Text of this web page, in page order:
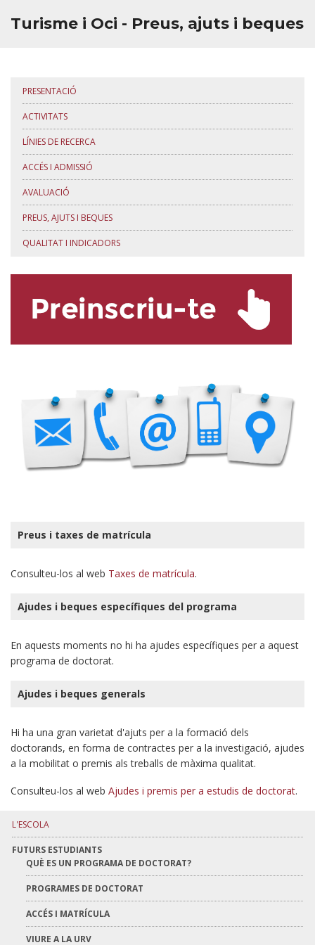
Turisme i Oci - Preus, ajuts i beques
PRESENTACIÓ
ACTIVITATS
LÍNIES DE RECERCA
ACCÉS I ADMISSIÓ
AVALUACIÓ
PREUS, AJUTS I BEQUES
QUALITAT I INDICADORS
Preus i taxes de matrícula
Consulteu-los al web Taxes de matrícula.
Ajudes i beques específiques del programa
En aquests moments no hi ha ajudes específiques per a aquest
programa de doctorat.
Ajudes i beques generals
Hi ha una gran varietat d'ajuts per a la formació dels
doctorands, en forma de contractes per a la investigació, ajudes
a la mobilitat o premis als treballs de màxima qualitat.
Consulteu-los al web Ajudes i premis per a estudis de doctorat.
L'ESCOLA
FUTURS ESTUDIANTS
QUÈ ES UN PROGRAMA DE DOCTORAT?
PROGRAMES DE DOCTORAT
ACCÉS I MATRÍCULA
VIURE A LA URV